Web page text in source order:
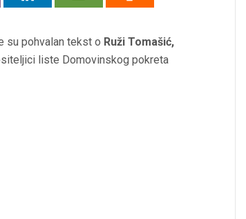
su pohvalan tekst o Ruži Tomašić,
liste Domovinskog pokreta